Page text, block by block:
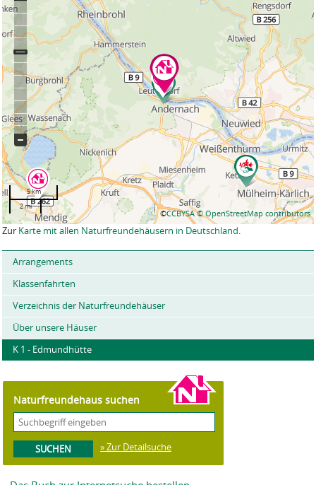
©CCBYSA © OpenStreetMap contributors
5 km
2 mi
Zur Karte mit allen Naturfreundehäusern in Deutschland.
Arrangements
Klassenfahrten
Verzeichnis der Naturfreundehäuser
Über unsere Häuser
K 1 - Edmundhütte
Naturfreundehaus suchen
» Zur Detailsuche